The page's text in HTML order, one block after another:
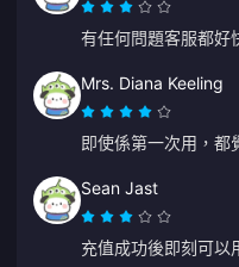
有任何問題客服都好
Mrs. Diana Keeling
即使係第一次用，都
Sean Jast
充值成功後即刻可以